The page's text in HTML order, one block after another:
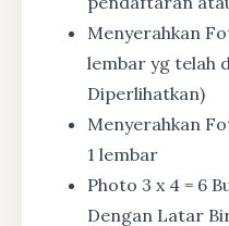
Menyerahkan
lembar yg telah
Diperlihatkan)
Menyerahkan
1 lembar
Photo 3 x 4 = 6
Dengan Latar